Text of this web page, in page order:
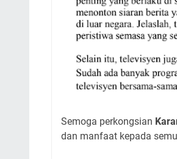
Semoga perkongsian
dan manfaat kepada